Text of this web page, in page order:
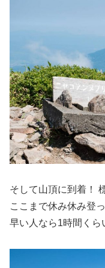
そして山頂に到着！
ここまで休み休み登
早い人なら1時間くら